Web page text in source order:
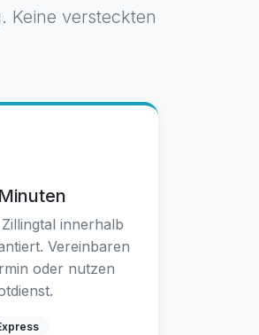
Keine versteckten
innerhalb
Vereinbaren
oder nutzen